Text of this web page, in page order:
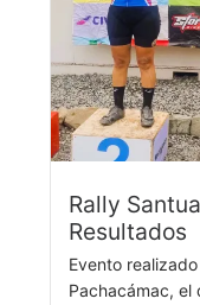
Rally
Resultados
Evento
Pachacámac, el